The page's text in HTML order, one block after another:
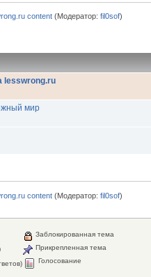
content (Модератор:fil0sof)
lesswrong.ru
мир
content (Модератор:fil0sof)
Заблокированная тема
Прикрепленная тема
Голосование